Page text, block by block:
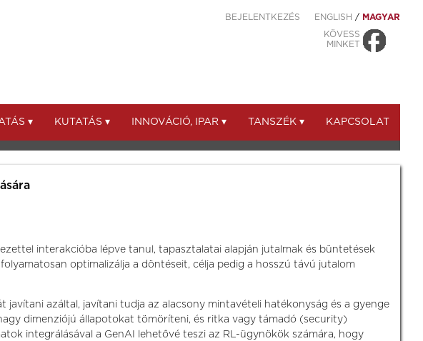
ENGLISH / MAGYAR
BEJELENTKEZÉS
KÖVESS
MINKET
▾ KUTATÁS ▾ INNOVÁCIÓ, IPAR ▾ TANSZÉK ▾ KAPCSOLAT
interakcióba lépve tanul, tapasztalatai alapján jutalmak és büntetések
optimalizálja a döntéseit, célja pedig a hosszú távú jutalom
azáltal, javítani tudja az alacsony mintavételi hatékonyság és a gyenge
dimenziójú állapotokat tömöríteni, és ritka vagy támadó (security)
integrálásával a GenAI lehetővé teszi az RL-ügynökök számára, hogy